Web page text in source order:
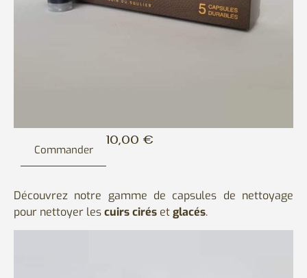
Découvrez notre gamme de capsules de nettoyage
pour nettoyer lescuirs cirés etglacés.
Commander
10,00 €